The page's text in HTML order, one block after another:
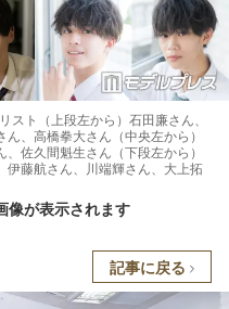
スト（上段左から）石田廉さん、
、高橋拳大さん（中央左から）
佐久間魁生さん（下段左から）
藤航さん、川端輝さん、大上拓
像が表示されます
記事に戻る